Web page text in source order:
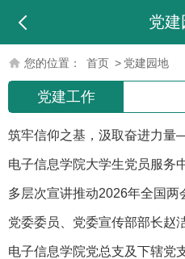
党建
您的位置： 首页 > 党建园地
党建工作
筑牢信仰之基，汲取奋进力
举办2026年入党积极分子培训
电子信息学院大学生党员服务
多层次宣讲推动2026年全国两
党委委员、党委宣传部部长赵
讲活动
电子信息学院党总支及下辖党